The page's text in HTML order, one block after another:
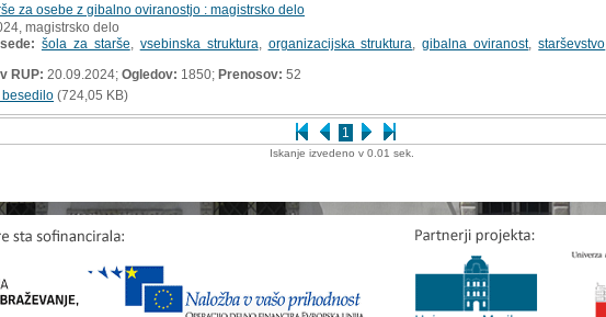
1
za osebe z gibalno oviranostjo : magistrsko delo
magistrsko delo
šola za starše vsebinska struktura organizacijska struktura ,gibalna oviranost,starševstvo
RUP: 20.09.2024; Ogledov: 1850; Prenosov: 52
(724,05 KB)
Iskanje izvedeno v 0.01 sek.